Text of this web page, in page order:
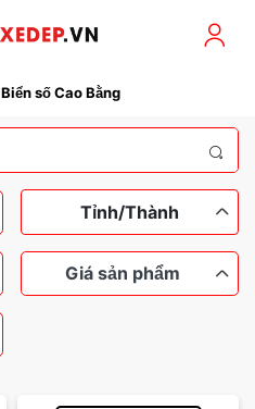
Biển số Cao Bằng
Tỉnh/Thành
Giá sản phẩm